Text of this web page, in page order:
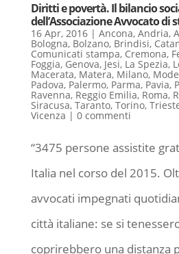
Diritti e povertà. Il bilancio
dell’Associazione Avvocato di
16 Apr, 2016| Ancona, Andria,
Bologna, Bolzano, Brindisi,
Comunicati stampa, Cremona,
Foggia, Genova, Jesi, La Spezia,
Macerata, Matera, Milano,
Padova, Palermo, Parma, Pavia,
Ravenna, Reggio Emilia, Roma,
Siracusa, Taranto, Torino,
Vicenza | 0 commenti
“3475 persone assistite
Italia nel corso del 2015.
avvocati impegnati
città italiane: se si
coprirebbero una distanza